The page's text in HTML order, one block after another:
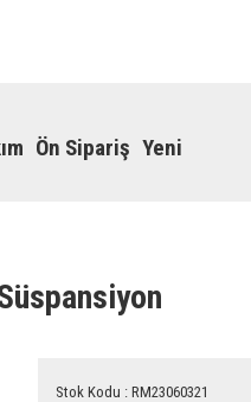
Ön Sipariş Yeni
Stok Kodu : RM23060321